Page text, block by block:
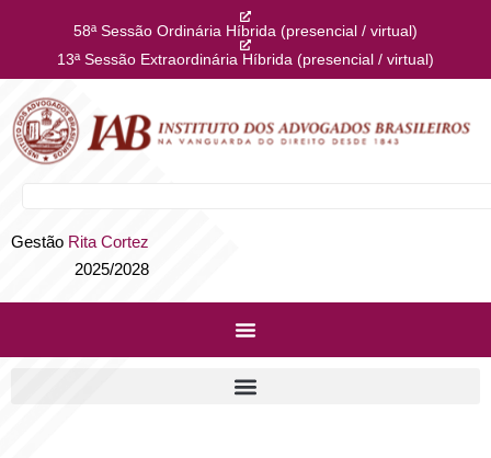
58ª Sessão Ordinária Híbrida (presencial / virtual)
13ª Sessão Extraordinária Híbrida (presencial / virtual)
Gestão Rita Cortez
2025/2028